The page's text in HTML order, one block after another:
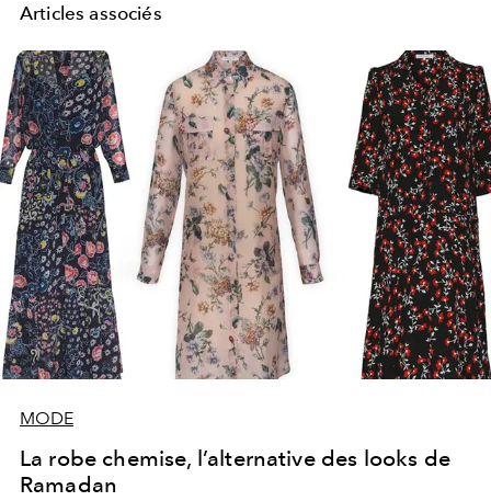
Articles associés
MODE
La robe chemise, l’alternative des looks de
Ramadan